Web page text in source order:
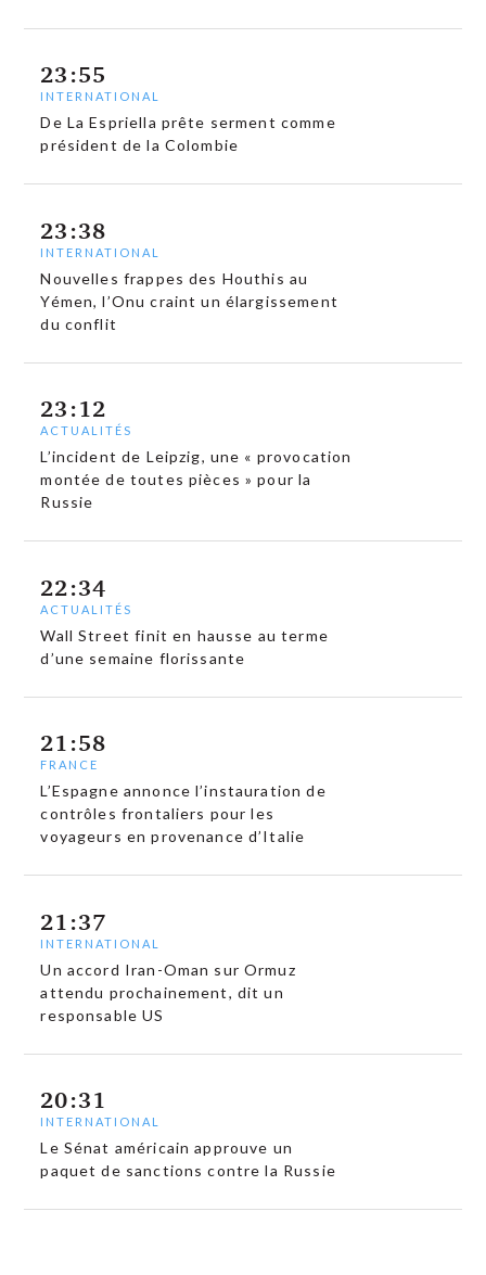
23:55
INTERNATIONAL
De La Espriella prête serment comme
président de la Colombie
23:38
INTERNATIONAL
Nouvelles frappes des Houthis au
Yémen, l’Onu craint un élargissement
du conflit
23:12
ACTUALITÉS
L’incident de Leipzig, une « provocation
montée de toutes pièces » pour la
Russie
22:34
ACTUALITÉS
Wall Street finit en hausse au terme
d’une semaine florissante
21:58
FRANCE
L’Espagne annonce l’instauration de
contrôles frontaliers pour les
voyageurs en provenance d’Italie
21:37
INTERNATIONAL
Un accord Iran-Oman sur Ormuz
attendu prochainement, dit un
responsable US
20:31
INTERNATIONAL
Le Sénat américain approuve un
paquet de sanctions contre la Russie